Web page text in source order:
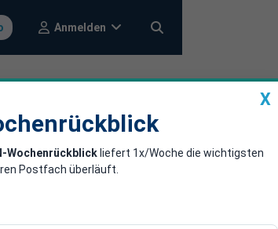
Anmelden
in
X
Wochenrückblick liefert 1x/Woche die wichtigsten
Postfach überläuft.